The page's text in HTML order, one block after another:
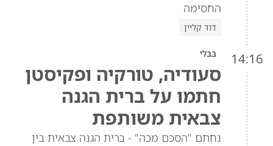
החסימה
דוד קליין
14:16 בבלי
סעודיה, טורקיה ופקיסטן
חתמו על ברית הגנה
צבאית משותפת
נחתם "הסכם מכה" - ברית הגנה צבאית בין